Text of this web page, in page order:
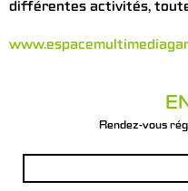
différentes activités,
Rendez-vous